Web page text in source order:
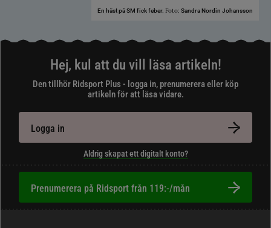
En häst på SM fick feber. Foto: Sandra Nordin Johansson
Hej, kul att du vill läsa artikeln!
Den tillhör Ridsport Plus - logga in, prenumerera eller köp
artikeln för att läsa vidare.
Logga in
Aldrig skapat ett digitalt konto?
Prenumerera på Ridsport från 119:-/mån